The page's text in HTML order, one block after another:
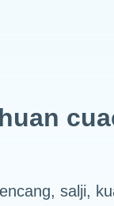
salji,